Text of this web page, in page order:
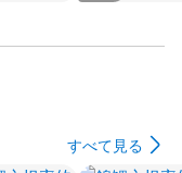
すべて見る